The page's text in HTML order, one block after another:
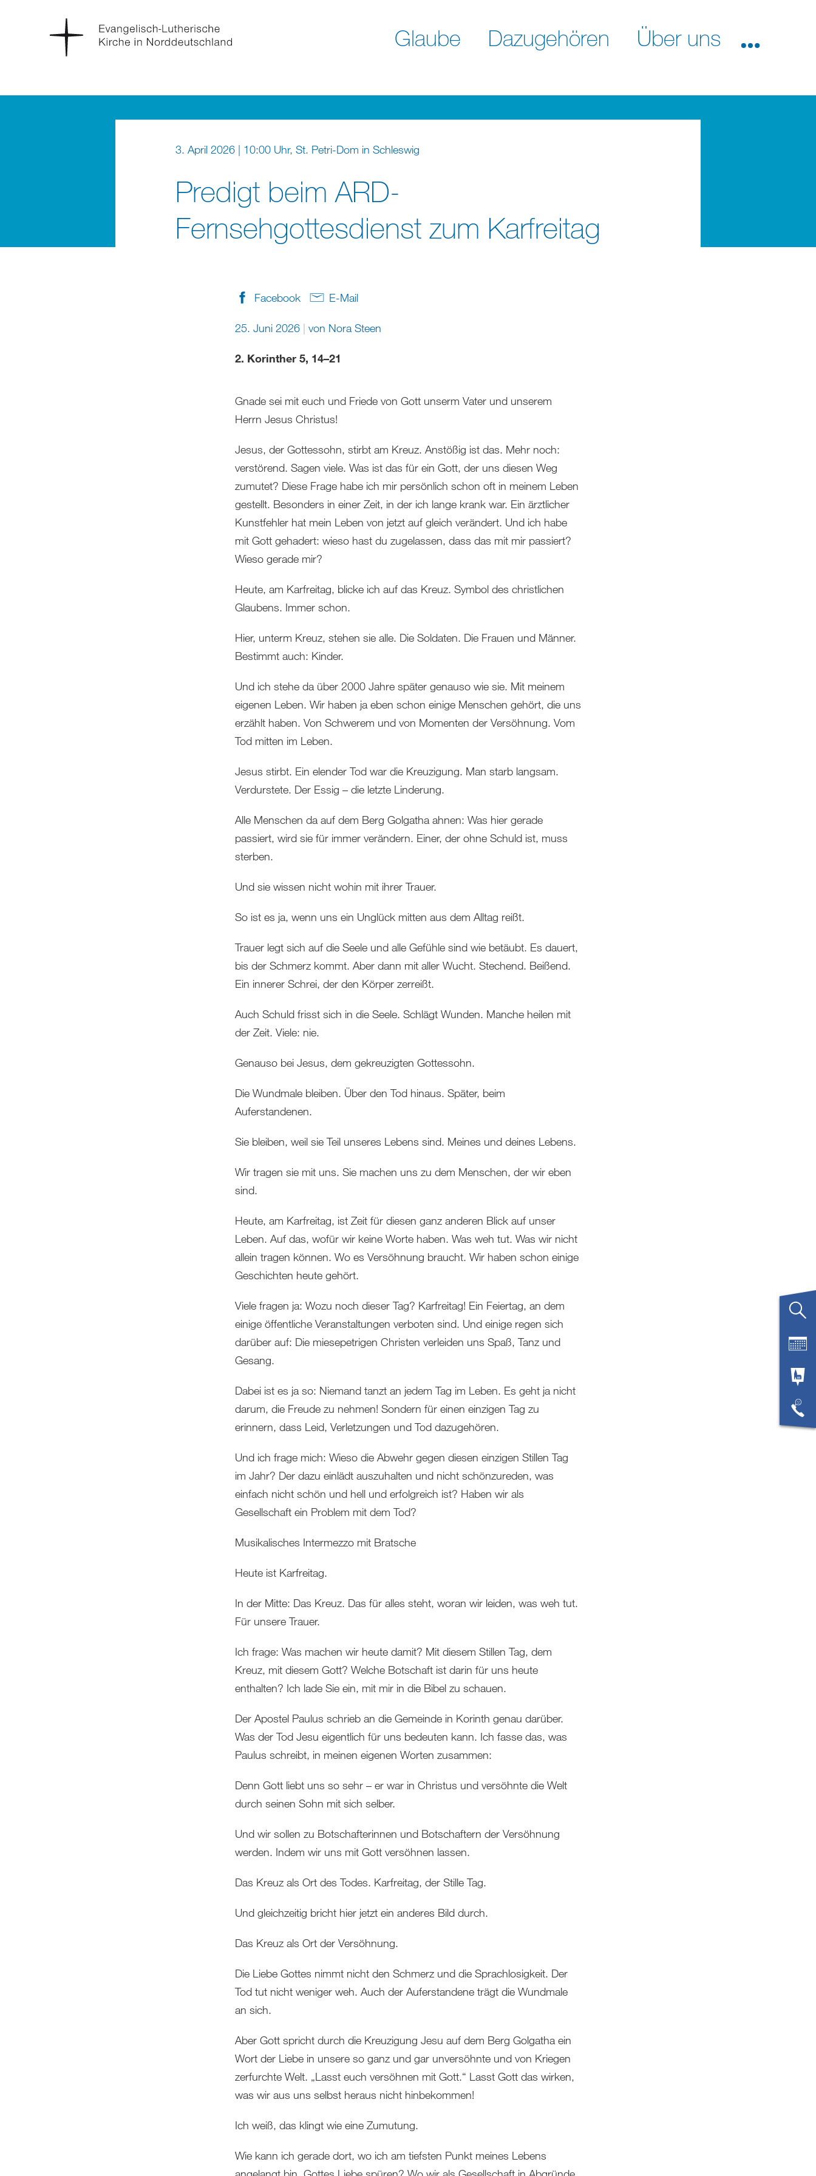
Glaube Dazugehören Über uns
3. April 2026 | 10:00 Uhr, St. Petri-Dom in Schleswig
Predigt beim ARD-
Fernsehgottesdienst zum Karfreitag
Facebook E-Mail
25. Juni 2026 von Nora Steen
2. Korinther 5, 14–21
Gnade sei mit euch und Friede von Gott unserm Vater und unserem
Herrn Jesus Christus!
Jesus, der Gottessohn, stirbt am Kreuz. Anstößig ist das. Mehr noch:
verstörend. Sagen viele. Was ist das für ein Gott, der uns diesen Weg
zumutet? Diese Frage habe ich mir persönlich schon oft in meinem Leben
gestellt. Besonders in einer Zeit, in der ich lange krank war. Ein ärztlicher
Kunstfehler hat mein Leben von jetzt auf gleich verändert. Und ich habe
mit Gott gehadert: wieso hast du zugelassen, dass das mit mir passiert?
Wieso gerade mir?
Heute, am Karfreitag, blicke ich auf das Kreuz. Symbol des christlichen
Glaubens. Immer schon.
Hier, unterm Kreuz, stehen sie alle. Die Soldaten. Die Frauen und Männer.
Bestimmt auch: Kinder.
Und ich stehe da über 2000 Jahre später genauso wie sie. Mit meinem
eigenen Leben. Wir haben ja eben schon einige Menschen gehört, die uns
erzählt haben. Von Schwerem und von Momenten der Versöhnung. Vom
Tod mitten im Leben.
Jesus stirbt. Ein elender Tod war die Kreuzigung. Man starb langsam.
Verdurstete. Der Essig – die letzte Linderung.
Alle Menschen da auf dem Berg Golgatha ahnen: Was hier gerade
passiert, wird sie für immer verändern. Einer, der ohne Schuld ist, muss
sterben.
Und sie wissen nicht wohin mit ihrer Trauer.
So ist es ja, wenn uns ein Unglück mitten aus dem Alltag reißt.
Trauer legt sich auf die Seele und alle Gefühle sind wie betäubt. Es dauert,
bis der Schmerz kommt. Aber dann mit aller Wucht. Stechend. Beißend.
Ein innerer Schrei, der den Körper zerreißt.
Auch Schuld frisst sich in die Seele. Schlägt Wunden. Manche heilen mit
der Zeit. Viele: nie.
Genauso bei Jesus, dem gekreuzigten Gottessohn.
Die Wundmale bleiben. Über den Tod hinaus. Später, beim
Auferstandenen.
Sie bleiben, weil sie Teil unseres Lebens sind. Meines und deines Lebens.
Wir tragen sie mit uns. Sie machen uns zu dem Menschen, der wir eben
sind.
Heute, am Karfreitag, ist Zeit für diesen ganz anderen Blick auf unser
Leben. Auf das, wofür wir keine Worte haben. Was weh tut. Was wir nicht
allein tragen können. Wo es Versöhnung braucht. Wir haben schon einige
Geschichten heute gehört.
Viele fragen ja: Wozu noch dieser Tag? Karfreitag! Ein Feiertag, an dem
einige öffentliche Veranstaltungen verboten sind. Und einige regen sich
darüber auf: Die miesepetrigen Christen verleiden uns Spaß, Tanz und
Gesang.
Dabei ist es ja so: Niemand tanzt an jedem Tag im Leben. Es geht ja nicht
darum, die Freude zu nehmen! Sondern für einen einzigen Tag zu
erinnern, dass Leid, Verletzungen und Tod dazugehören.
Und ich frage mich: Wieso die Abwehr gegen diesen einzigen Stillen Tag
im Jahr? Der dazu einlädt auszuhalten und nicht schönzureden, was
einfach nicht schön und hell und erfolgreich ist? Haben wir als
Gesellschaft ein Problem mit dem Tod?
Musikalisches Intermezzo mit Bratsche
Heute ist Karfreitag.
In der Mitte: Das Kreuz. Das für alles steht, woran wir leiden, was weh tut.
Für unsere Trauer.
Ich frage: Was machen wir heute damit? Mit diesem Stillen Tag, dem
Kreuz, mit diesem Gott? Welche Botschaft ist darin für uns heute
enthalten? Ich lade Sie ein, mit mir in die Bibel zu schauen.
Der Apostel Paulus schrieb an die Gemeinde in Korinth genau darüber.
Was der Tod Jesu eigentlich für uns bedeuten kann. Ich fasse das, was
Paulus schreibt, in meinen eigenen Worten zusammen:
Denn Gott liebt uns so sehr – er war in Christus und versöhnte die Welt
durch seinen Sohn mit sich selber.
Und wir sollen zu Botschafterinnen und Botschaftern der Versöhnung
werden. Indem wir uns mit Gott versöhnen lassen.
Das Kreuz als Ort des Todes. Karfreitag, der Stille Tag.
Und gleichzeitig bricht hier jetzt ein anderes Bild durch.
Das Kreuz als Ort der Versöhnung.
Die Liebe Gottes nimmt nicht den Schmerz und die Sprachlosigkeit. Der
Tod tut nicht weniger weh. Auch der Auferstandene trägt die Wundmale
an sich.
Aber Gott spricht durch die Kreuzigung Jesu auf dem Berg Golgatha ein
Wort der Liebe in unsere so ganz und gar unversöhnte und von Kriegen
zerfurchte Welt. „Lasst euch versöhnen mit Gott.“ Lasst Gott das wirken,
was wir aus uns selbst heraus nicht hinbekommen!
Ich weiß, das klingt wie eine Zumutung.
Wie kann ich gerade dort, wo ich am tiefsten Punkt meines Lebens